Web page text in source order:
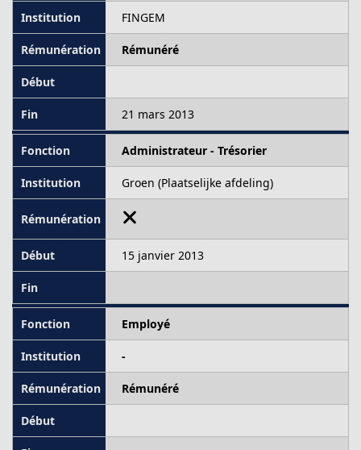
FINGEM
Rémunéré
21 mars 2013
Administrateur - Trésorier
Groen (Plaatselijke afdeling)
15 janvier 2013
Employé
-
Rémunéré